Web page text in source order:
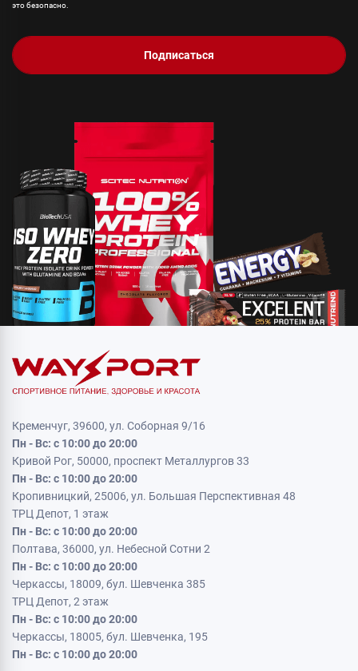
это безопасно.
Подписаться
Кременчуг, 39600, ул. Соборная 9/16
Пн - Вс: с 10:00 до 20:00
Кривой Рог, 50000, проспект Металлургов 33
Пн - Вс: с 10:00 до 20:00
Кропивницкий, 25006, ул. Большая Перспективная 48
ТРЦ Депот, 1 этаж
Пн - Вс: с 10:00 до 20:00
Полтава, 36000, ул. Небесной Сотни 2
Пн - Вс: с 10:00 до 20:00
Черкассы, 18009, бул. Шевченка 385
ТРЦ Депот, 2 этаж
Пн - Вс: с 10:00 до 20:00
Черкассы, 18005, бул. Шевченка, 195
Пн - Вс: с 10:00 до 20:00